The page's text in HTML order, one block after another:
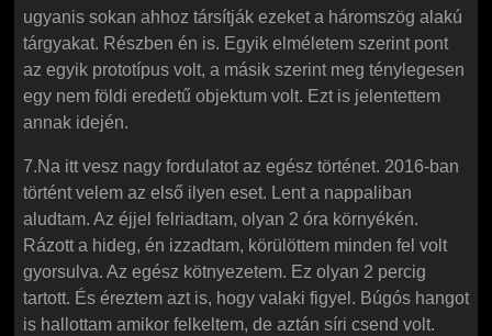
ugyanis sokan ahhoz társítják ezeket a háromszög alakú
tárgyakat. Részben én is. Egyik elméletem szerint pont
az egyik prototípus volt, a másik szerint meg ténylegesen
egy nem földi eredetű objektum volt. Ezt is jelentettem
annak idején.
7.Na itt vesz nagy fordulatot az egész történet. 2016-ban
történt velem az első ilyen eset. Lent a nappaliban
aludtam. Az éjjel felriadtam, olyan 2 óra környékén.
Rázott a hideg, én izzadtam, körülöttem minden fel volt
gyorsulva. Az egész kötnyezetem. Ez olyan 2 percig
tartott. És éreztem azt is, hogy valaki figyel. Búgós hangot
is hallottam amikor felkeltem, de aztán síri csend volt.